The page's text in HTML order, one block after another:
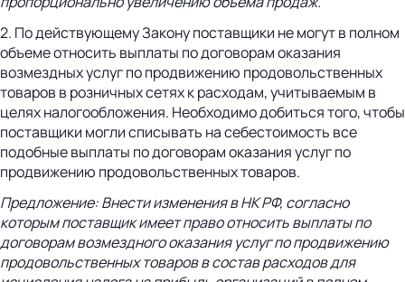
2. По действующему Закону поставщики не могут в полном
объеме относить выплаты по договорам оказания
возмездных услуг по продвижению продовольственных
товаров в розничных сетях к расходам, учитываемым в
целях налогообложения. Необходимо добиться того, чтобы
поставщики могли списывать на себестоимость все
подобные выплаты по договорам оказания услуг по
продвижению продовольственных товаров.
Предложение:Внести изменения в НК РФ, согласно
которым поставщик имеет право относить выплаты по
договорам возмездного оказания услуг по продвижению
продовольственных товаров в состав расходов для